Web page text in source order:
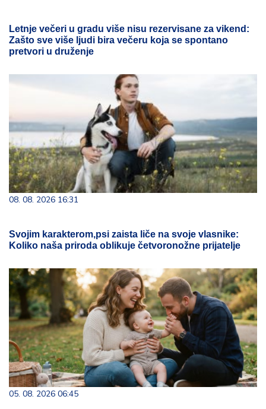
Letnje večeri u gradu više nisu rezervisane za vikend:
Zašto sve više ljudi bira večeru koja se spontano
pretvori u druženje
08. 08. 2026 16:31
Svojim karakterom,psi zaista liče na svoje vlasnike:
Koliko naša priroda oblikuje četvoronožne prijatelje
05. 08. 2026 06:45